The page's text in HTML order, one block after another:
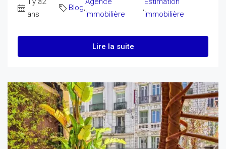
ans
Blog,
immobilière
,
immobilière
Lire la suite